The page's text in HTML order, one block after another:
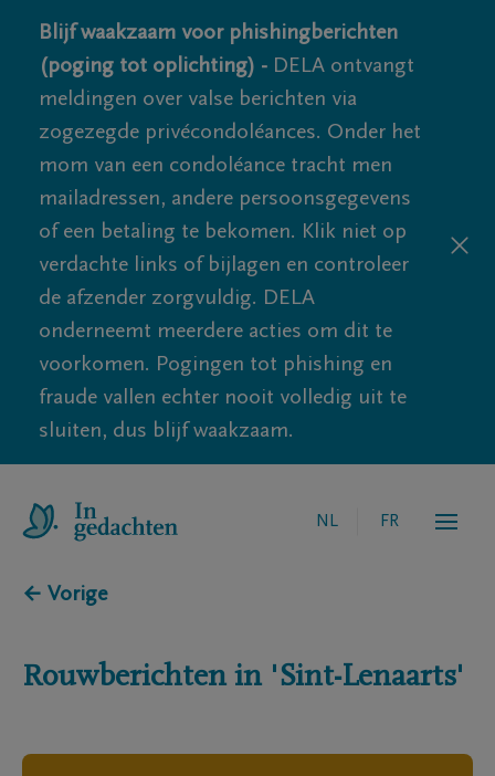
Blijf waakzaam voor phishingberichten
(poging tot oplichting) - DELA ontvangt
meldingen over valse berichten via
zogezegde privécondoléances. Onder het
mom van een condoléance tracht men
mailadressen, andere persoonsgegevens
of een betaling te bekomen. Klik niet op
verdachte links of bijlagen en controleer
de afzender zorgvuldig. DELA
onderneemt meerdere acties om dit te
voorkomen. Pogingen tot phishing en
fraude vallen echter nooit volledig uit te
sluiten, dus blijf waakzaam.
NL FR
← Vorige
Rouwberichten in 'Sint-Lenaarts'